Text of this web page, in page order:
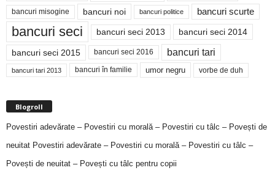
bancuri misogine bancuri noi bancuri politice bancuri scurte
bancuri seci bancuri seci 2013 bancuri seci 2014
bancuri seci 2015 bancuri seci 2016 bancuri tari
bancuri tari 2013 bancuri în familie umor negru vorbe de duh
Blogroll
Povestiri adevărate – Povestiri cu morală – Povestiri cu tâlc – Povești de
neuitat Povestiri adevărate – Povestiri cu morală – Povestiri cu tâlc –
Povești de neuitat – Povești cu tâlc pentru copii